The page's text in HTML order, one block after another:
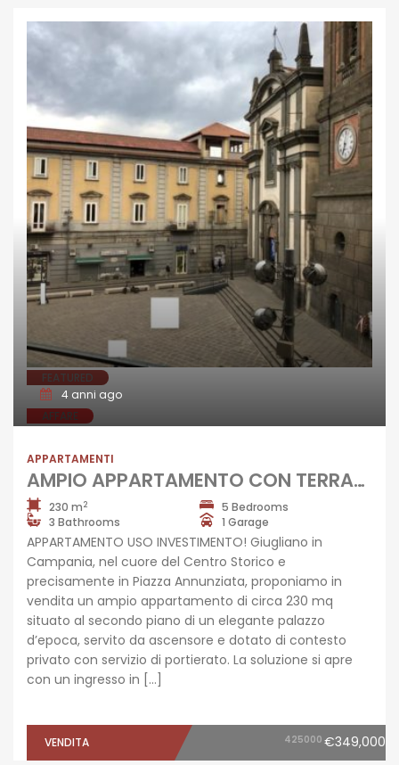
FEATURED
AFFARE
4 anni ago
APPARTAMENTI
AMPIO APPARTAMENTO CON TERRAZZO Giugliano Centro-Piazza Annunziata R37858
230 m2
5 Bedrooms
3 Bathrooms
1 Garage
APPARTAMENTO USO INVESTIMENTO! Giugliano in
Campania, nel cuore del Centro Storico e
precisamente in Piazza Annunziata, proponiamo in
vendita un ampio appartamento di circa 230 mq
situato al secondo piano di un elegante palazzo
d’epoca, servito da ascensore e dotato di contesto
privato con servizio di portierato. La soluzione si apre
con un ingresso in […]
VENDITA 425000 €349,000